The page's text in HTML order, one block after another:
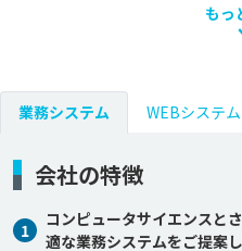
もっ
業務システム WEBシステム
会社の特徴
1
コンピュータサイエンスと
適な業務システムをご提案し